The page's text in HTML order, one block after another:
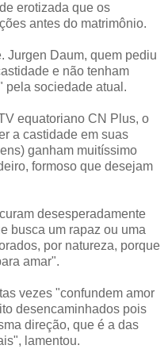
erotizada que os
antes do matrimônio.
Jurgen Daum, quem pediu
e não tenham
pela sociedade atual.
equatoriano CN Plus, o
a castidade em suas
ganham muitíssimo
formoso que desejam
desesperadamente
busca um rapaz ou uma
por natureza, porque
amar".
vezes "confundem amor
desencaminhados pois
direção, que é a das
lamentou.